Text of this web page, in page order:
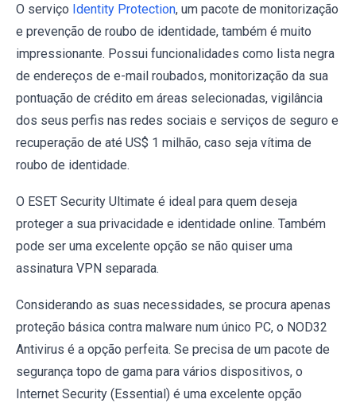
O serviço Identity Protection, um pacote de monitorização
e prevenção de roubo de identidade, também é muito
impressionante. Possui funcionalidades como lista negra
de endereços de e-mail roubados, monitorização da sua
pontuação de crédito em áreas selecionadas, vigilância
dos seus perfis nas redes sociais e serviços de seguro e
recuperação de até US$ 1 milhão, caso seja vítima de
roubo de identidade.
O ESET Security Ultimate é ideal para quem deseja
proteger a sua privacidade e identidade online. Também
pode ser uma excelente opção se não quiser uma
assinatura VPN separada.
Considerando as suas necessidades, se procura apenas
proteção básica contra malware num único PC, o NOD32
Antivirus é a opção perfeita. Se precisa de um pacote de
segurança topo de gama para vários dispositivos, o
Internet Security (Essential) é uma excelente opção